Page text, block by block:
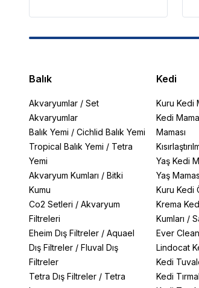
Balık
Akvaryumlar / Set
Akvaryumlar
Balık Yemi / Cichlid Balık Yemi
Tropical Balık Yemi / Tetra
Yemi
Akvaryum Kumları / Bitki
Kumu
Co2 Setleri / Akvaryum
Filtreleri
Eheim Dış Filtreler / Aquael
Dış Filtreler / Fluval Dış
Filtreler
Tetra Dış Filtreler / Tetra
Kedi
Kuru Kedi
Kedi
Maması
Yaş Kedi
Yaş
Kuru Kedi
Krema
Kumları /
Ever
Lindocat
Kedi
Kedi